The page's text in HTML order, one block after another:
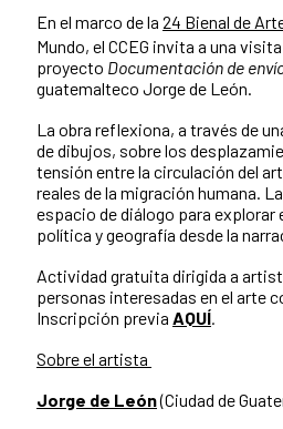
En el marco de la 24 Bienal de
Mundo, el CCEG invita a una
proyecto Documentación de
guatemalteco Jorge de León.
La obra reflexiona, a través de
de dibujos, sobre los
tensión entre la circulación del
reales de la migración humana.
espacio de diálogo para explorar
política y geografía desde la
Actividad gratuita dirigida a
personas interesadas en el arte
Inscripción previa AQUÍ.
Sobre el artista
Jorge de León(Ciudad de